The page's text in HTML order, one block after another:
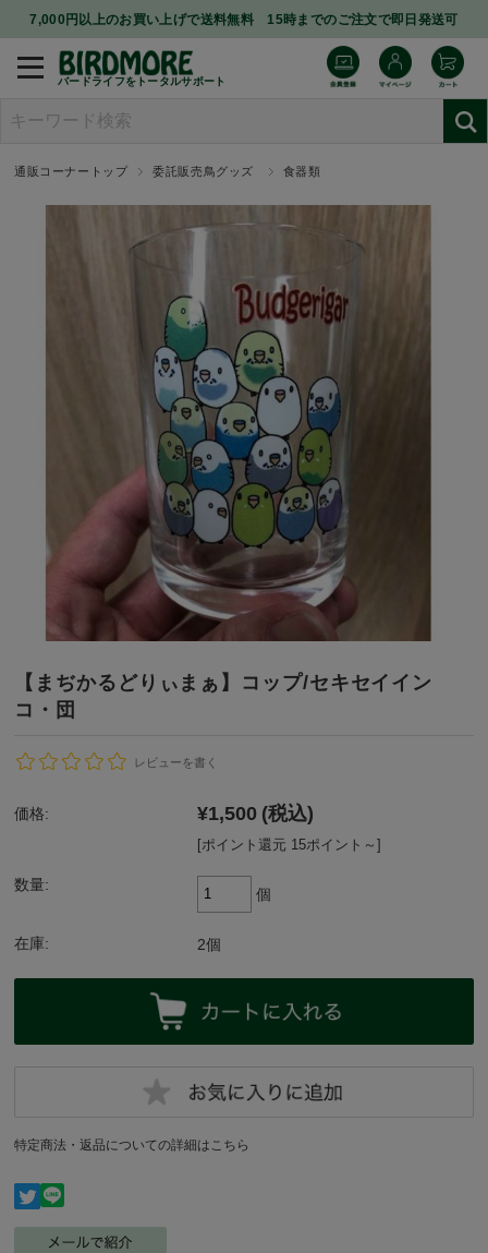
7,000円以上のお買い上げで送料無料 15時までのご注文で即日発送可
バードライフをトータルサポート
通販コーナートップ 委託販売鳥グッズ 食器類
【まぢかるどりぃまぁ】コップ/セキセイイン
コ・団
レビューを書く
価格: ¥1,500 (税込)
[ポイント還元 15ポイント～]
数量:
個
在庫: 2個
特定商法・返品についての詳細はこちら